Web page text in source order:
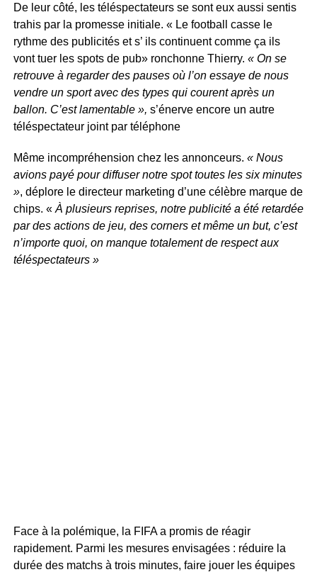
De leur côté, les téléspectateurs se sont eux aussi sentis
trahis par la promesse initiale. « Le football casse le
rythme des publicités et s’ ils continuent comme ça ils
vont tuer les spots de pub» ronchonne Thierry. « On se
retrouve à regarder des pauses où l’on essaye de nous
vendre un sport avec des types qui courent après un
ballon. C’est lamentable », s’énerve encore un autre
téléspectateur joint par téléphone
Même incompréhension chez les annonceurs. « Nous
avions payé pour diffuser notre spot toutes les six minutes
», déplore le directeur marketing d’une célèbre marque de
chips. «À plusieurs reprises, notre publicité a été retardée
par des actions de jeu, des corners et même un but, c’est
n’importe quoi, on manque totalement de respect aux
téléspectateurs »
Face à la polémique, la FIFA a promis de réagir
rapidement. Parmi les mesures envisagées : réduire la
durée des matchs à trois minutes, faire jouer les équipes